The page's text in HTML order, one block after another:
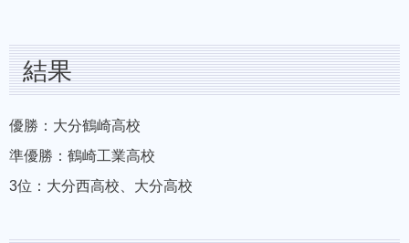
結果
優勝：大分鶴崎高校
準優勝：鶴崎工業高校
3位：大分西高校、大分高校